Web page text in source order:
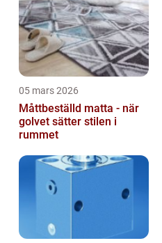
05 mars 2026
Måttbeställd matta - när
golvet sätter stilen i
rummet